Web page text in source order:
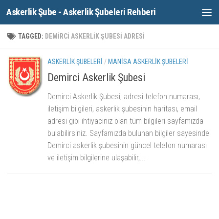
Skip to content
Askerlik Şube - Askerlik Şubeleri Rehberi
TAGGED: DEMIRCI ASKERLIK ŞUBESI ADRESI
ASKERLIK ŞUBELERI / MANISA ASKERLIK ŞUBELERI
Demirci Askerlik Şubesi
Demirci Askerlik Şubesi; adresi telefon numarası,
iletişim bilgileri, askerlik şubesinin haritası, email
adresi gibi ihtiyacınız olan tüm bilgileri sayfamızda
bulabilirsiniz. Sayfamızda bulunan bilgiler sayesinde
Demirci askerlik şubesinin güncel telefon numarası
ve iletişim bilgilerine ulaşabilir,...